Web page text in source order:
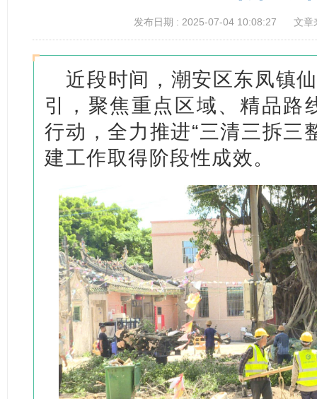
发布日期 : 2025-07-04 10:08:27 文章
近段时间，潮安区东凤镇
引，聚焦重点区域、精品路
行动，全力推进“三清三拆三
建工作取得阶段性成效。